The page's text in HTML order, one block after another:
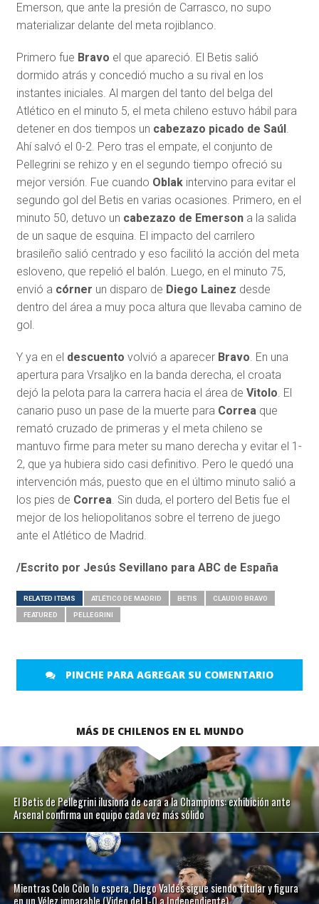
Emerson, que ante la presión de Carrasco, no supo
materializar delante del meta rojiblanco.
Primero fue Bravo el que apareció. El Betis salió
dormido atrás y concedió mucho a su rival en los
instantes iniciales. Al margen del tanto del belga del
Atlético en el minuto 5, el meta chileno estuvo hábil para
detener en dos tiempos un cabezazo picado de Saúl .
Ahí salvó el 0-2. Pero tras el empate, el conjunto de
Pellegrini se rehizo y en el segundo tiempo ofreció su
mejor versión. Fue cuando Oblakintervino para evitar el
segundo gol del Betis en varias ocasiones. Primero, en el
minuto 50, detuvo un cabezazo de Emersona la salida
de un saque de esquina. El impacto del carrilero
brasileño salió centrado y eso facilitó la acción del meta
esloveno, que repelió el balón. Luego, en el minuto 75,
envió a córner un disparo de Diego Lainez desde
dentro del área a muy poca altura que llevaba camino de
gol.
Y ya en el descuento volvió a aparecer Bravo. En una
apertura para Vrsaljko en la banda derecha, el croata
dejó la pelota para la carrera hacia el área de Vitolo. El
canario puso un pase de la muerte para Correaque
remató cruzado de primeras y el meta chileno se
mantuvo firme para meter su mano derecha y evitar el 1-
2, que ya hubiera sido casi definitivo. Pero le quedó una
intervención más, puesto que en el último minuto salió a
los pies de Correa. Sin duda, el portero del Betis fue el
mejor de los heliopolitanos sobre el terreno de juego
ante el Atlético de Madrid.
/Escrito por Jesús Sevillano para ABC de España
RELATED ITEMS ATLÉTICO DE MADRID BETIS CLAUDIO BRAVO
FEATURED PELLEGRINI
PINCHE PARA AGREGAR SU COMENTARIO
MÁS DE CHILENOS EN EL MUNDO
El Betis de Pellegrini ilusiona de cara a la Champions: exhibición ante
Arsenal confirma un equipo cada vez más sólido
Mientras Colo Colo lo espera, Diego Valdés sigue siendo titular y figura